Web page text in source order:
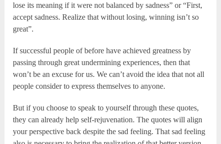
lose its meaning if it were not balanced by sadness” or “First,
accept sadness. Realize that without losing, winning isn’t so
great”.
If successful people of before have achieved greatness by
passing through great undermining experiences, then that
won’t be an excuse for us. We can’t avoid the idea that not all
people consider to express themselves to anyone.
But if you choose to speak to yourself through these quotes,
they can already help self-rejuvenation. The quotes will align
your perspective back despite the sad feeling. That sad feeling